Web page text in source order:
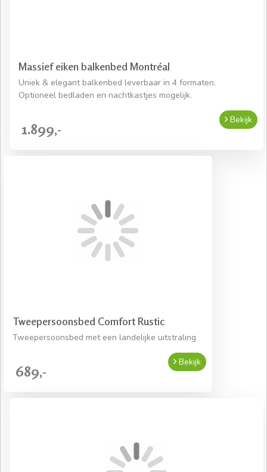
Massief eiken balkenbed Montréal
Uniek & elegant balkenbed leverbaar in 4 formaten.
Optioneel bedladen en nachtkastjes mogelijk.
1.899,-
Bekijk
Tweepersoonsbed Comfort Rustic
Tweepersoonsbed met een landelijke uitstraling
689,-
Bekijk